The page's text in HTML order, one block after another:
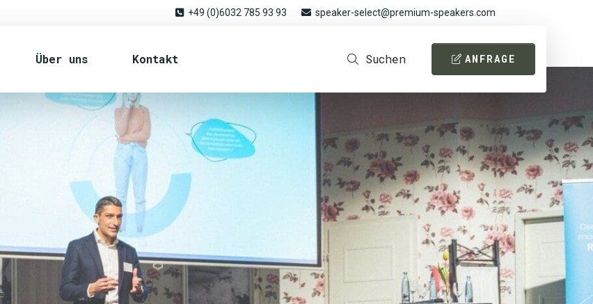
+49 (0)6032 785 93 93 speaker-select@premium-speakers.com
Über uns Kontakt Suchen ANFRAGE